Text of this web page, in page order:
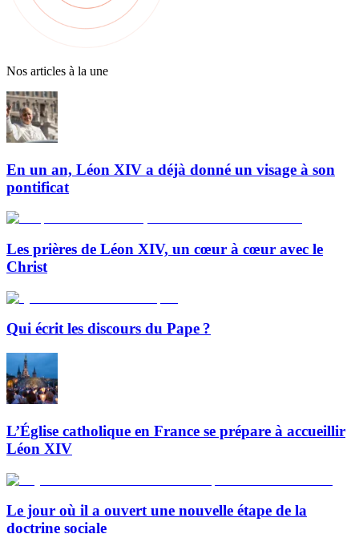
Nos articles à la une
En un an, Léon XIV a déjà donné un visage à son
pontificat
Les prières de Léon XIV, un cœur à cœur avec le
Christ
Qui écrit les discours du Pape ?
L’Église catholique en France se prépare à accueillir
Léon XIV
Le jour où il a ouvert une nouvelle étape de la
doctrine sociale